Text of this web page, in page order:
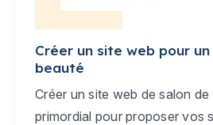
Créer un site web pour
beauté
Créer un site web de salon
primordial pour proposer vos